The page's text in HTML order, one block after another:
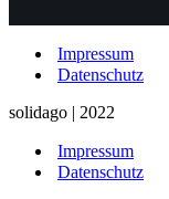
Impressum
Datenschutz
solidago | 2022
Impressum
Datenschutz